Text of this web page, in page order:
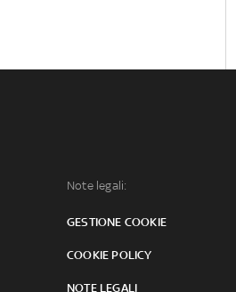
Note legali:
GESTIONE COOKIE
COOKIE POLICY
NOTE LEGALI